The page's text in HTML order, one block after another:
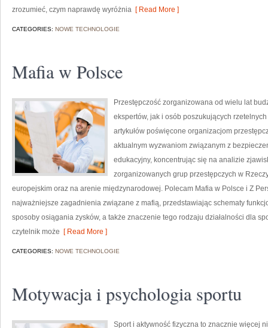
zrozumieć, czym naprawdę wyróżnia [ Read More ]
CATEGORIES: NOWE TECHNOLOGIE
Mafia w Polsce
Przestępczość zorganizowana od wielu lat
ekspertów, jak i osób poszukujących
artykułów poświęcone organizacjom
aktualnym wyzwaniom związanym z
edukacyjny, koncentrując się na analizie
zorganizowanych grup przestępczych w
europejskim oraz na arenie międzynarodowej. Polecam Mafia w Polsce i Z
najważniejsze zagadnienia związane z mafią, przedstawiając schematy
sposoby osiągania zysków, a także znaczenie tego rodzaju działalności dla
czytelnik może [ Read More ]
CATEGORIES: NOWE TECHNOLOGIE
Motywacja i psychologia sportu
Sport i aktywność fizyczna to znacznie więcej